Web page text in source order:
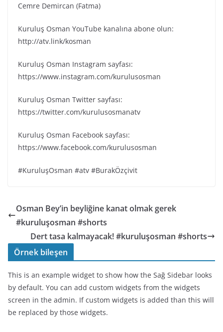
Cemre Demircan (Fatma)
Kuruluş Osman YouTube kanalına abone olun:
http://atv.link/kosman
Kuruluş Osman Instagram sayfası:
https://www.instagram.com/kurulusosman
Kuruluş Osman Twitter sayfası:
https://twitter.com/kurulusosmanatv
Kuruluş Osman Facebook sayfası:
https://www.facebook.com/kurulusosman
#KuruluşOsman #atv #BurakÖzçivit
Osman Bey’in beyliğine kanat olmak gerek
#kuruluşosman #shorts
Dert tasa kalmayacak! #kuruluşosman #shorts
Örnek bileşen
This is an example widget to show how the Sağ Sidebar looks
by default. You can add custom widgets from the widgets
screen in the admin. If custom widgets is added than this will
be replaced by those widgets.